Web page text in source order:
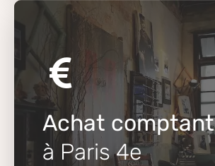
Achat comptant
à Paris 4e